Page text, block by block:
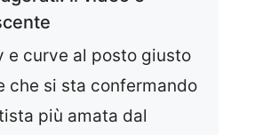
e curve al posto giusto
che si sta confermando
più amata dal